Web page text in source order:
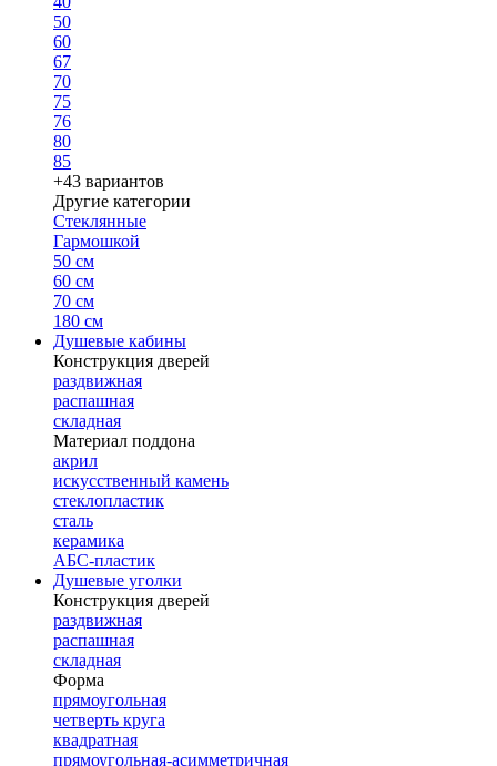
50
60
67
70
75
76
80
85
+43 вариантов
Другие категории
Стеклянные
Гармошкой
50 см
60 см
70 см
180 см
Душевые кабины
Конструкция дверей
раздвижная
распашная
складная
Материал поддона
акрил
искусственный камень
стеклопластик
сталь
керамика
АБС-пластик
Душевые уголки
Конструкция дверей
раздвижная
распашная
складная
Форма
прямоугольная
четверть круга
квадратная
прямоугольная-асимметричная